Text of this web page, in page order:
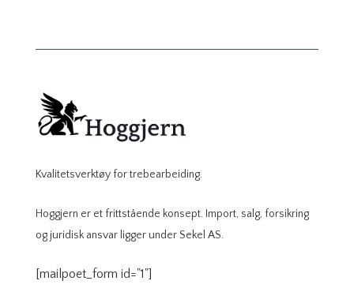
Kvalitetsverktøy for trebearbeiding.
Hoggjern er et frittstående konsept. Import, salg, forsikring
og juridisk ansvar ligger under Sekel AS.
[mailpoet_form id="1"]